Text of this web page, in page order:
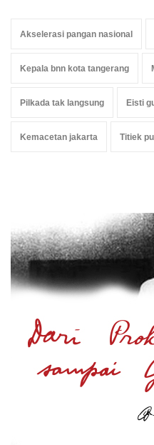
Akselerasi pangan nasional
Kepala bnn kota tangerang
Pilkada tak langsung Eisti
Kemacetan jakarta Titiek